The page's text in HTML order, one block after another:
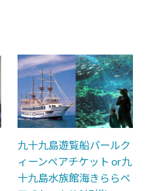
九十九島遊覧船パールク
ィーンペアチケット or九
十九島水族館海きららペ